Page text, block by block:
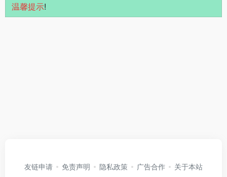
温馨提示!
友链申请 免责声明 隐私政策 广告合作 关于本站